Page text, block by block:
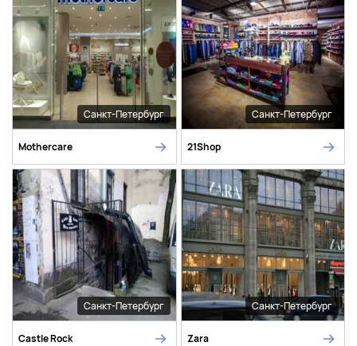
Санкт-Петербург
Mothercare
Санкт-Петербург
21Shop
Санкт-Петербург
Castle Rock
Санкт-Петербург
Zara